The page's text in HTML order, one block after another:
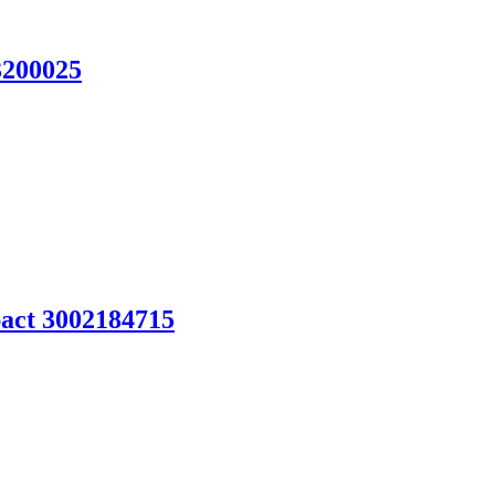
3002184715